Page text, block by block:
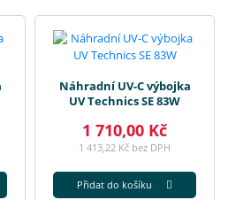
Náhradní UV-C výbojka
UV Technics SE 83W
1 710,00 Kč
1 413,22 Kč bez DPH
Přidat do košíku